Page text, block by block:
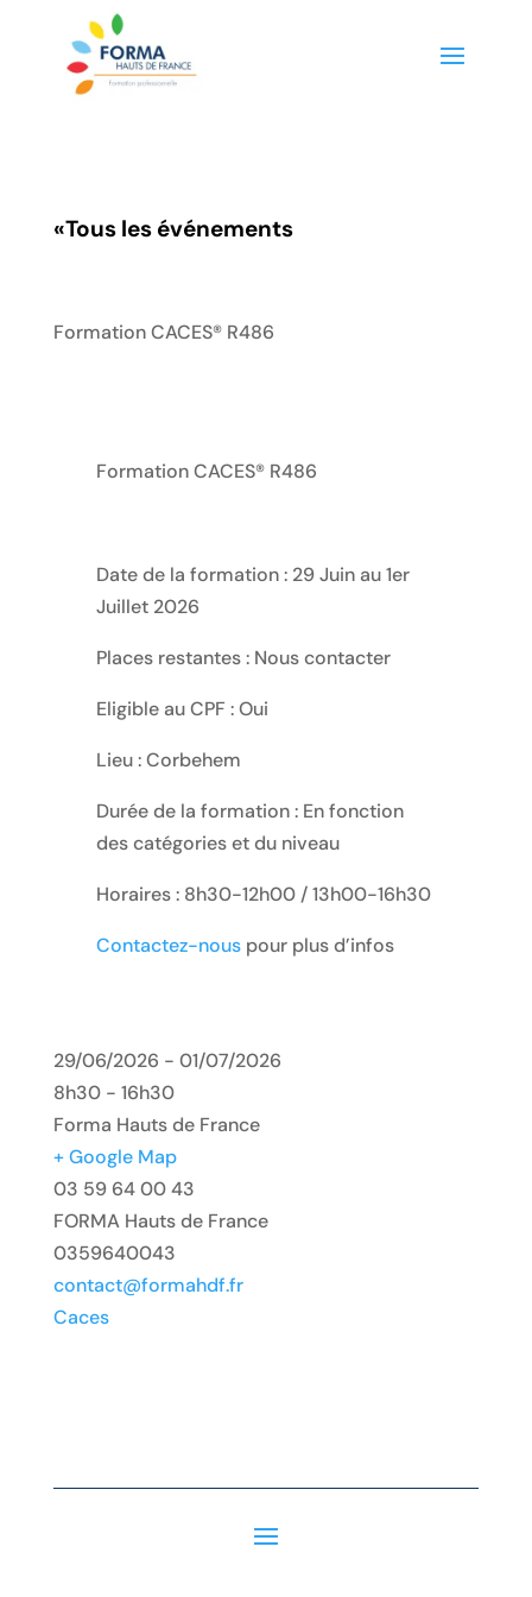
«Tous les événements
Formation CACES® R486
Formation CACES® R486
Date de la formation : 29 Juin au 1er
Juillet 2026
Places restantes : Nous contacter
Eligible au CPF : Oui
Lieu : Corbehem
Durée de la formation : En fonction
des catégories et du niveau
Horaires : 8h30-12h00 / 13h00-16h30
Contactez-nouspour plus d’infos
29/06/2026 - 01/07/2026
8h30 - 16h30
Forma Hauts de France
+ Google Map
03 59 64 00 43
FORMA Hauts de France
0359640043
contact@formahdf.fr
Caces